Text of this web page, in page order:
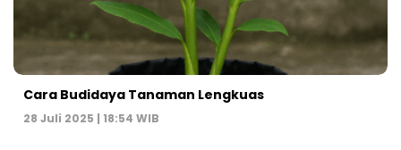
Cara Budidaya Tanaman Lengkuas
28 Juli 2025 | 18:54 WIB